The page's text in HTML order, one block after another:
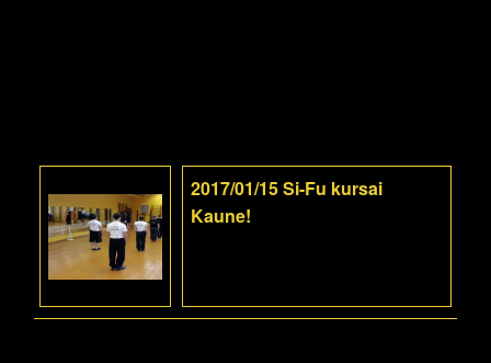
2017/01/15 Si-Fu kursai
Kaune!